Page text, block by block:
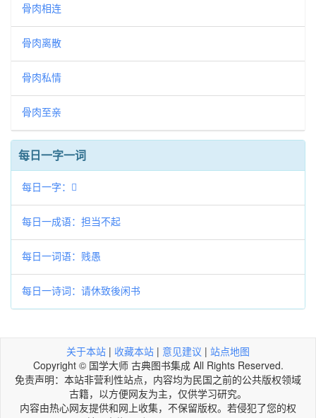
骨肉相连
骨肉离散
骨肉私情
骨肉至亲
每日一字一词
每日一字：𣋯
每日一成语：担当不起
每日一词语：贱愚
每日一诗词：请休致後闲书
关于本站 | 收藏本站 | 意见建议 | 站点地图
Copyright © 国学大师 古典图书集成 All Rights Reserved.
免责声明：本站非营利性站点，内容均为民国之前的公共版权领域
古籍，以方便网友为主，仅供学习研究。
内容由热心网友提供和网上收集，不保留版权。若侵犯了您的权